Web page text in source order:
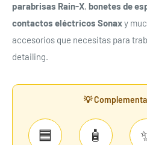
parabrisas Rain-X, bonetes de
contactos eléctricos Sonaxy
accesorios que necesitas para
detailing.
💡
🟦 🧴